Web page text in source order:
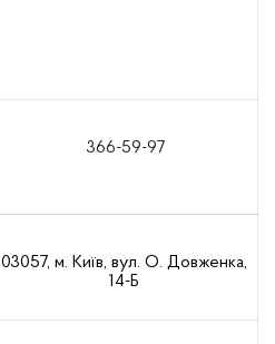
366-59-97
03057, м. Київ, вул. О. Довженка,
14-Б